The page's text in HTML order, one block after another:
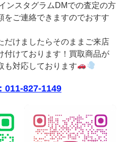
ンスタグラムDMでの査定の方
をご連絡できますのでおすす
だけましたらそのままご来店
付けております！買取商品が
も対応しております
011-827-1149